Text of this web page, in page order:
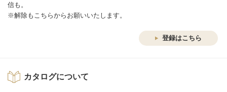
信も。
※解除もこちらからお願いいたします。
登録はこちら
カタログについて